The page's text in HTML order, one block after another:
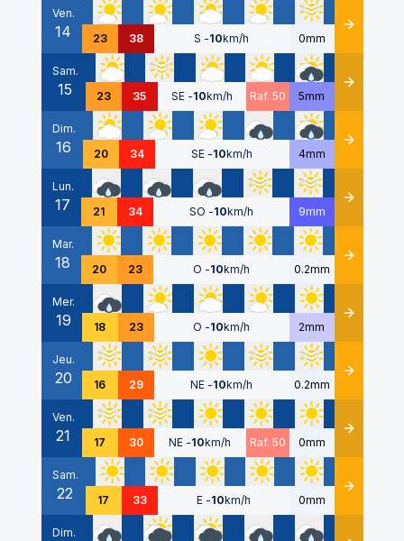
Ven.
14 23 38 S -10km/h 0mm Détails
Sam.
15 23 35 SE -10km/h Raf. 50 5mm Détails
Dim.
16 20 34 SE -10km/h 4mm Détails
Lun.
17 21 34 SO -10km/h 9mm Détails
Mar.
18 20 23 O -10km/h 0.2mm Détails
Mer.
19 18 23 O -10km/h 2mm Détails
Jeu.
20 16 29 NE -10km/h 0.2mm Détails
Ven.
21 17 30 NE -10km/h Raf. 50 0mm Détails
Sam.
22 17 33 E -10km/h 0mm Détails
Dim.